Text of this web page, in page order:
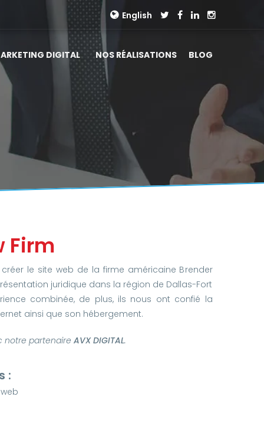
English
DIGITAL NOS RÉALISATIONS BLOG
Firm
le site web de la firme américaine Brender
juridique dans la région de Dallas-Fort
combinée, de plus, ils nous ont confié la
ainsi que son hébergement.
notre partenaire AVX DIGITAL.
: